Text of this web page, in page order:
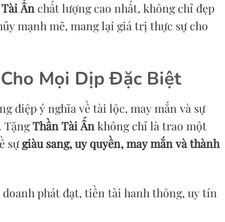
Ấn chất lượng cao nhất, không chỉ đẹp
mạnh mẽ, mang lại giá trị thực sự cho
Mọi Dịp Đặc Biệt
điệp ý nghĩa về tài lộc, may mắn và sự
TặngThần Tài Ấn không chỉ là trao một
sựgiàu sang, uy quyền, may mắn và thành
phát đạt, tiền tài hanh thông, uy tín